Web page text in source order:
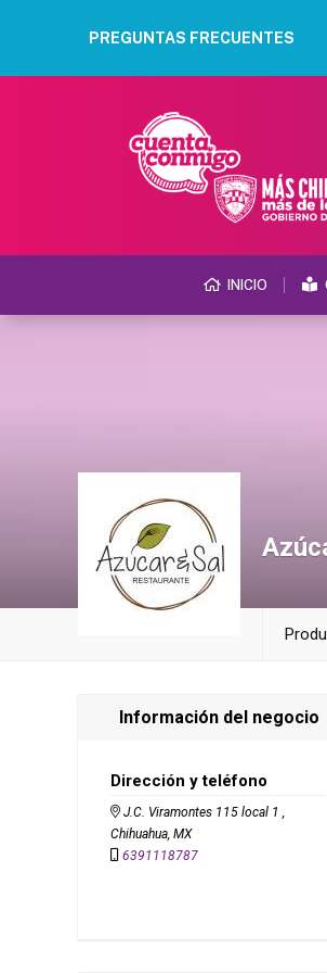
PREGUNTAS FRECUENTES
INICIO
Información del negocio
Dirección y teléfono
J.C. Viramontes 115 local 1 ,
Chihuahua, MX
6391118787